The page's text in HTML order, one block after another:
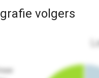
volgers